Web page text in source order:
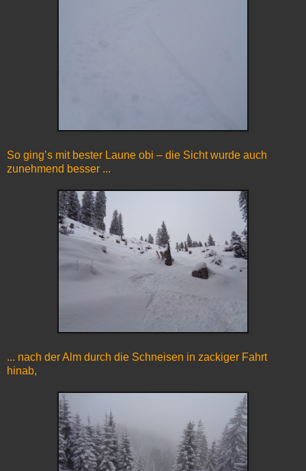
So ging’s mit bester Laune obi – die Sicht wurde auch
zunehmend besser ...
... nach der Alm durch die Schneisen in zackiger Fahrt
hinab,